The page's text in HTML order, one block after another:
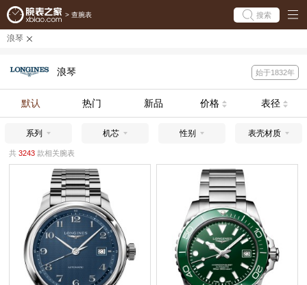
> 查腕表 搜索
浪琴
浪琴 始于1832年
默认 热门 新品 价格 表径
系列 机芯 性别 表壳材质
共 3243款相关腕表